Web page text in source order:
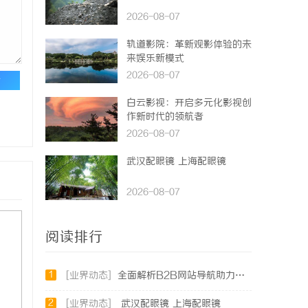
2026-08-07
轨道影院：革新观影体验的未
来娱乐新模式
2026-08-07
白云影视：开启多元化影视创
作新时代的领航者
2026-08-07
武汉配眼镜 上海配眼镜
2026-08-07
阅读排行
1 [业界动态] 全面解析B2B网站导航助力企业高效对接商机
2 [业界动态] 武汉配眼镜 上海配眼镜